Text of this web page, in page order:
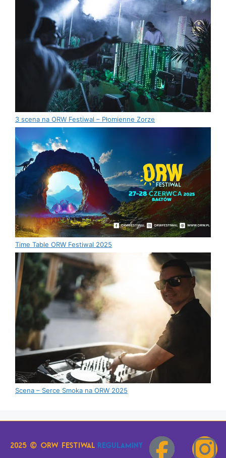
3 scena na ORW Festiwal – Płomienne Zorze
Time Table ORW Festiwal 2025
Scena – Serce Smoka na ORW 2025
2025 © orw festiwal regulaminy